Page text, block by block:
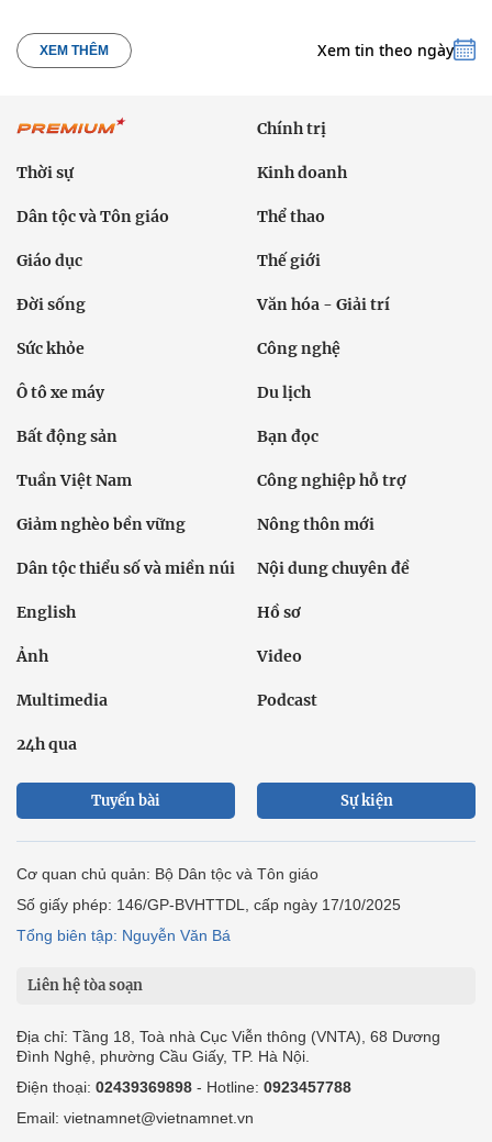
XEM THÊM Xem tin theo ngày
Chính trị
Thời sự Kinh doanh
Dân tộc và Tôn giáo Thể thao
Giáo dục Thế giới
Đời sống Văn hóa - Giải trí
Sức khỏe Công nghệ
Ô tô xe máy Du lịch
Bất động sản Bạn đọc
Tuần Việt Nam Công nghiệp hỗ trợ
Giảm nghèo bền vững Nông thôn mới
Dân tộc thiểu số và miền núi Nội dung chuyên đề
English Hồ sơ
Ảnh Video
Multimedia Podcast
24h qua
Tuyến bài Sự kiện
Cơ quan chủ quản: Bộ Dân tộc và Tôn giáo
Số giấy phép: 146/GP-BVHTTDL, cấp ngày 17/10/2025
Tổng biên tập: Nguyễn Văn Bá
Liên hệ tòa soạn
Địa chỉ: Tầng 18, Toà nhà Cục Viễn thông (VNTA), 68 Dương
Đình Nghệ, phường Cầu Giấy, TP. Hà Nội.
Điện thoại: 02439369898 - Hotline: 0923457788
Email: vietnamnet@vietnamnet.vn